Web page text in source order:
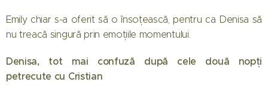
Emily chiar s-a oferit să o însoțească, pentru ca Denisa să
nu treacă singură prin emoțiile momentului.
Denisa, tot mai confuză după cele două nopți
petrecute cu Cristian